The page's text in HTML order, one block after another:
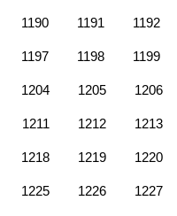
1190 1191 1192
1197 1198 1199
1204 1205 1206
1211 1212 1213
1218 1219 1220
1225 1226 1227